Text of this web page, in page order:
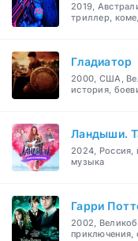
2019,
триллер,
Гладиатор
2000, США,
история,
Ландыши.
2024, Россия,
музыка
Гарри
2002,
приключения,